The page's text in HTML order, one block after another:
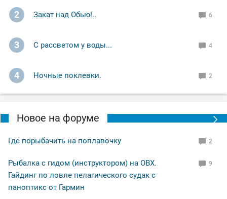
2 Закат над Обью!.. 6
3 С рассветом у воды... 4
4 Ночные поклевки. 2
Новое на форуме
Где порыбачить на поплавочку 2
Рыбалка с гидом (инструктором) на ОВХ.
Гайдинг по ловле пелагического судак с
паноптикс от Гармин
9